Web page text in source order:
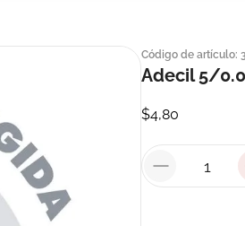
Código de artículo:
Adecil 5/
$4,80